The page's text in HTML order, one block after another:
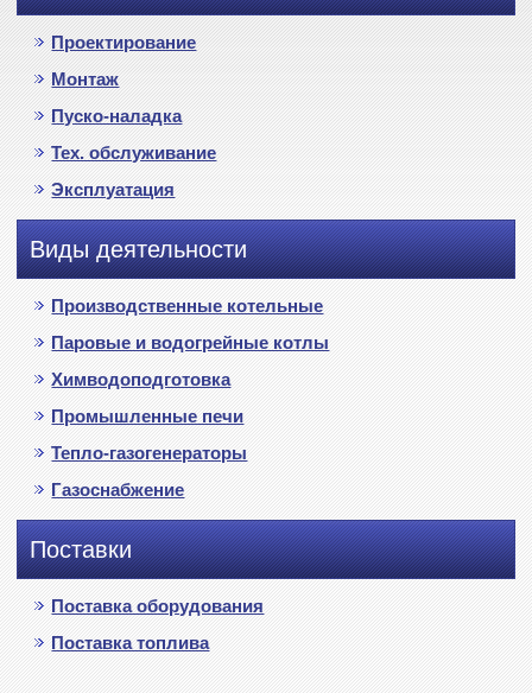
Проектирование
Монтаж
Пуско-наладка
Тех. обслуживание
Эксплуатация
Виды деятельности
Производственные котельные
Паровые и водогрейные котлы
Химводоподготовка
Промышленные печи
Тепло-газогенераторы
Газоснабжение
Поставки
Поставка оборудования
Поставка топлива